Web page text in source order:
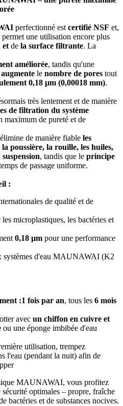
perfectionné est certifié NSF et,
une utilisation encore plus
et de la surface filtrante. La
améliorée, tandis qu'une
augmente le nombre de pores tout
0,18 µm (0,00018 mm).
très lentement et de manière
de filtration du système
maximum de pureté et de
de manière fiable les
poussière, la rouille, les huiles,
, tandis que le principe
de passage uniforme.
:
de qualité et de
microplastiques, les bactéries et
0,18 µm pour une performance
systèmes d'eau MAUNAWAI (K2
:1 fois par an, tous les 6 mois
avec un chiffon en cuivre et
ou une éponge imbibée d'eau
utilisation, trempez
l'eau (pendant la nuit) afin de
MAUNAWAI, vous profitez
sécurité optimales – propre, fraîche
bactéries et de substances nocives.